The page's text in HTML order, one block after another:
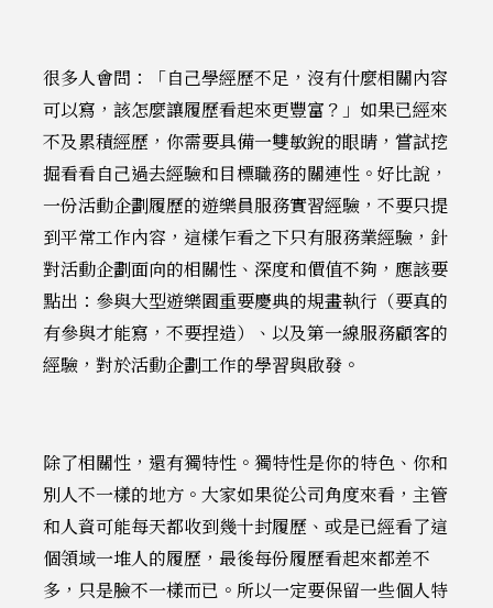
很多人會問：「自己學經歷不足，沒有什麼相關內容
可以寫，該怎麼讓履歷看起來更豐富？」如果已經來
不及累積經歷，你需要具備一雙敏銳的眼睛，嘗試挖
掘看看自己過去經驗和目標職務的關連性。好比說，
一份活動企劃履歷的遊樂員服務實習經驗，不要只提
到平常工作內容，這樣乍看之下只有服務業經驗，針
對活動企劃面向的相關性、深度和價值不夠，應該要
點出：參與大型遊樂園重要慶典的規畫執行（要真的
有參與才能寫，不要捏造）、以及第一線服務顧客的
經驗，對於活動企劃工作的學習與啟發。
除了相關性，還有獨特性。獨特性是你的特色、你和
別人不一樣的地方。大家如果從公司角度來看，主管
和人資可能每天都收到幾十封履歷、或是已經看了這
個領域一堆人的履歷，最後每份履歷看起來都差不
多，只是臉不一樣而已。所以一定要保留一些個人特